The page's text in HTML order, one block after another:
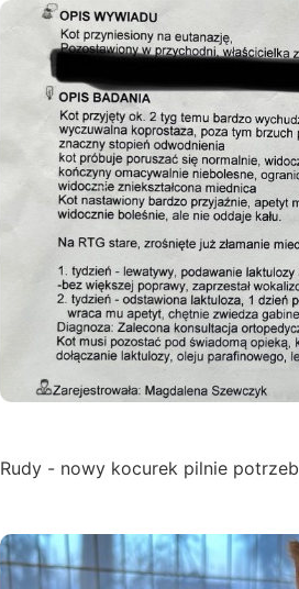
Rudy - nowy kocurek pilnie